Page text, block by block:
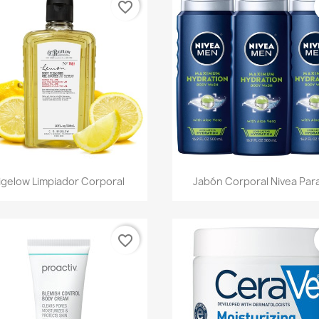
Vista rápida
Limpiador Corporal
favorite_border
Vista rápida
Jabón Corporal Nivea
favorite_border